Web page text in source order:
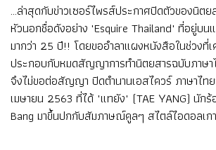
...ล่าสุดกับข่าวเซอร์ไพรส์ประกาศปิดตัวของนิต
หัวนอกชื่อดังอย่าง "Esquire Thailand" ที่อยู่บน
มากว่า 25 ปี!! โดยขออำลาแผงหนังสือในช่วงที่
ประกอบกับหมดสัญญาการทำนิตยสารฉบับภาษ
จึงไม่ขอต่อสัญญา ปิดตำนานเอสไควร์ ภาษาไท
เมษายน 2563 ที่ได้ "แทยัง" (TAE YANG) นักร้
Bang มาขึ้นปกกับสัมภาษณ์คูลๆ สไตล์ไอดอลเก